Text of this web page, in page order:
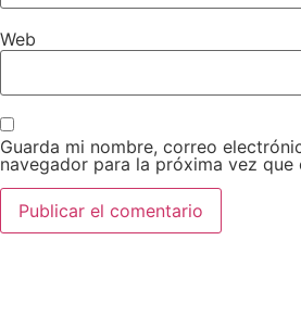
Web
Guarda mi nombre, correo
navegador para la próxima vez que